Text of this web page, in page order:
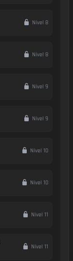
Nível 8
Nível 8
Nível 9
Nível 9
Nível 10
Nível 10
Nível 11
Nível 11